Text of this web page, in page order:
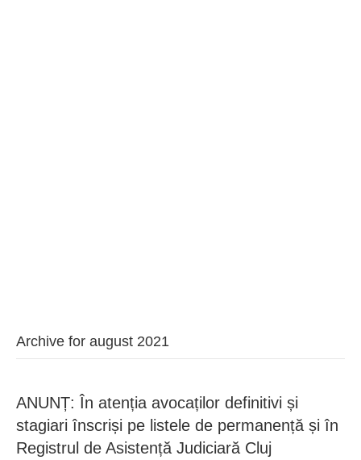
Archive for august 2021
ANUNȚ: În atenția avocaților definitivi și
stagiari înscriși pe listele de permanență și în
Registrul de Asistență Judiciară Cluj